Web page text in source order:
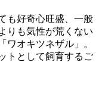
も好奇心旺盛、一般
りも気性が荒くない
ワオキツネザル」。
トとして飼育するご